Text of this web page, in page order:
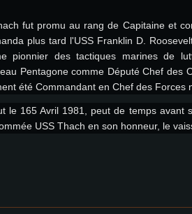
minimal)
minimal)
Internet à haut débit
minimal)
fut promu au rang de Capitaine et
plus tard l'USS Franklin D.
pionnier des tactiques marines de
Pentagone comme Député Chef des
été Commandant en Chef des Forces
le 165 Avril 1981, peut de temps avant
USS Thach en son honneur, le